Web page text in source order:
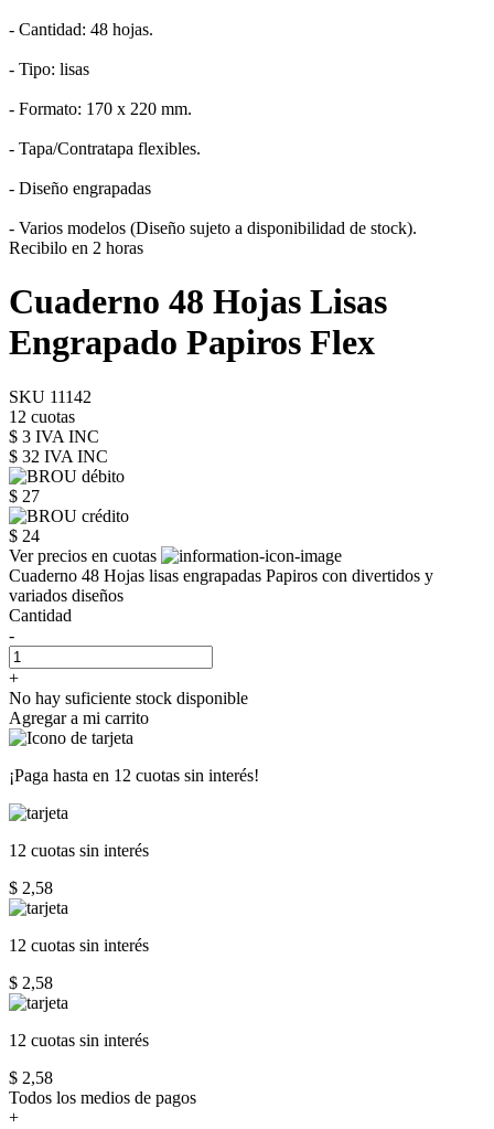
- Cantidad: 48 hojas.
- Tipo: lisas
- Formato: 170 x 220 mm.
- Tapa/Contratapa flexibles.
- Diseño engrapadas
- Varios modelos (Diseño sujeto a disponibilidad de stock).
Recibilo en 2 horas
Cuaderno 48 Hojas Lisas
Engrapado Papiros Flex
SKU 11142
12 cuotas
$ 3 IVA INC
$ 32 IVA INC
$ 27
$ 24
Ver precios en cuotas
Cuaderno 48 Hojas lisas engrapadas Papiros con divertidos y
variados diseños
Cantidad
-
+
No hay suficiente stock disponible
Agregar a mi carrito
¡Paga hasta en 12 cuotas sin interés!
12 cuotas sin interés
$ 2,58
12 cuotas sin interés
$ 2,58
12 cuotas sin interés
$ 2,58
Todos los medios de pagos
+